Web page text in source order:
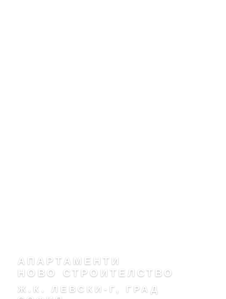
АПАРТАМЕНТИ
НОВО СТРОИТЕЛСТВО
Ж.К. ЛЕВСКИ-Г, ГРАД